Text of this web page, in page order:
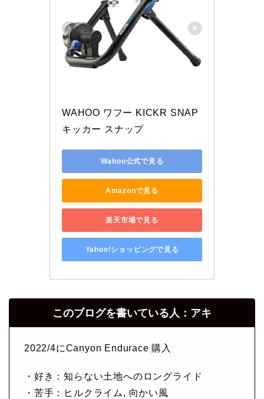
WAHOO ワフー KICKR SNAP
キッカー スナップ
Wahoo公式で見る
Amazonで見る
楽天市場で見る
Yahoo!ショッピングで見る
このブログを書いている人：アキ
2022/4にCanyon Endurace 購入
・好き：知らない土地へのロングライド
・苦手：ヒルクライム, 向かい風